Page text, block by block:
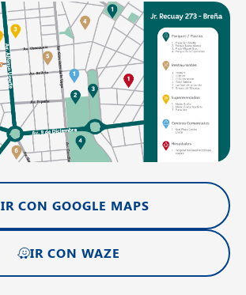
IR CON GOOGLE MAPS
IR CON WAZE